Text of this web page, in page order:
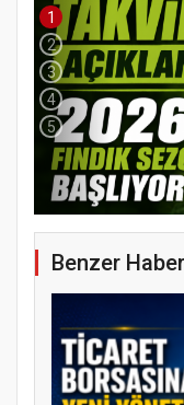
YENİ
ÜYE
1
2
3
4
5
Benzer